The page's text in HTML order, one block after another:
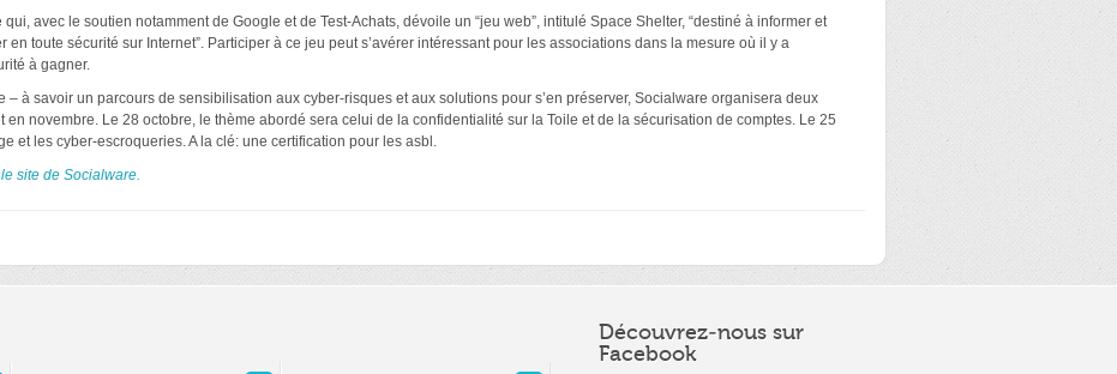
avec le soutien notamment de Google et de Test-Achats, dévoile un “jeu web”, intitulé Space Shelter, “destiné à informer et
en toute sécurité sur Internet”. Participer à ce jeu peut s’avérer intéressant pour les associations dans la mesure où il y a
à gagner.
– à savoir un parcours de sensibilisation aux cyber-risques et aux solutions pour s’en préserver, Socialware organisera deux
novembre. Le 28 octobre, le thème abordé sera celui de la confidentialité sur la Toile et de la sécurisation de comptes. Le 25
et les cyber-escroqueries. A la clé: une certification pour les asbl.
site de Socialware.
Découvrez-nous sur
Facebook